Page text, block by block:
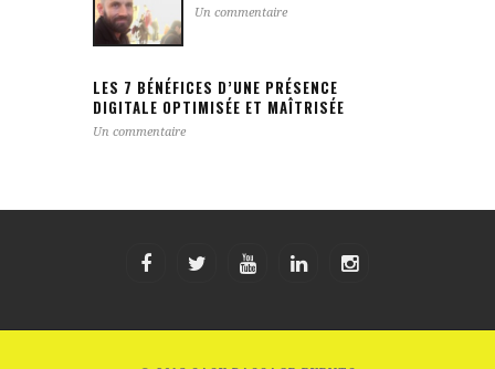
Un commentaire
LES 7 BÉNÉFICES D’UNE PRÉSENCE
DIGITALE OPTIMISÉE ET MAÎTRISÉE
Un commentaire